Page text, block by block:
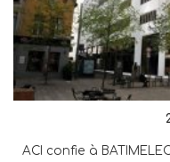
ACI confie à